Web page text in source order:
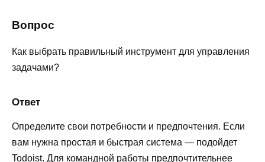
Вопрос
Как выбрать правильный инструмент для управления
задачами?
Ответ
Определите свои потребности и предпочтения. Если
вам нужна простая и быстрая система — подойдет
Todoist. Для командной работы предпочтительнее